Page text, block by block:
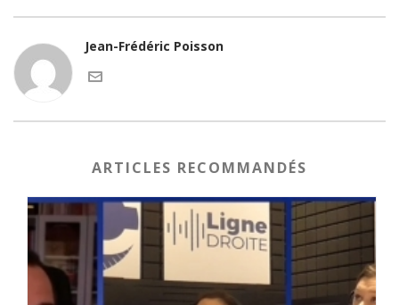
Jean-Frédéric Poisson
ARTICLES RECOMMANDÉS